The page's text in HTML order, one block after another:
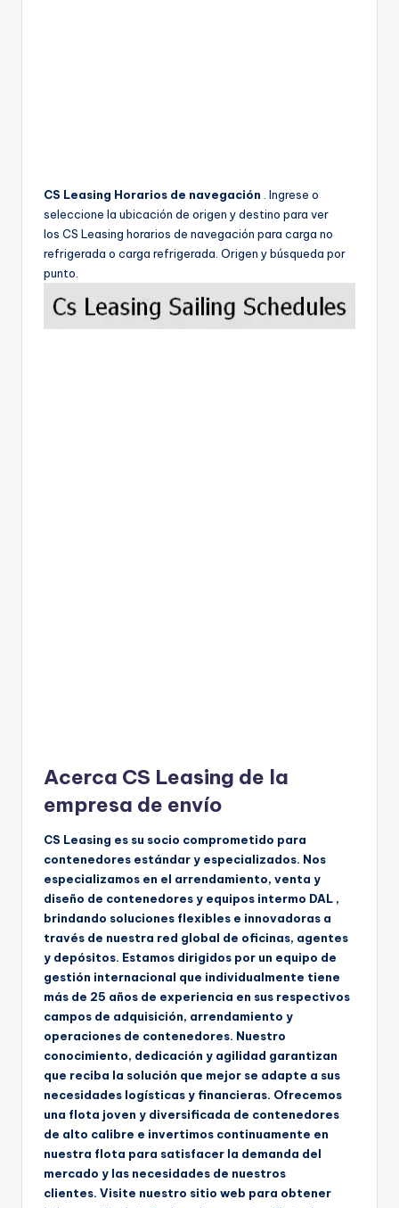
CS Leasing Horarios de navegación . Ingrese o
seleccione la ubicación de origen y destino para ver
los CS Leasing horarios de navegación para carga no
refrigerada o carga refrigerada. Origen y búsqueda por
punto.
Acerca CS Leasing de la
empresa de envío
CS Leasing es su socio comprometido para
contenedores estándar y especializados. Nos
especializamos en el arrendamiento, venta y
diseño de contenedores y equipos intermo DAL ,
brindando soluciones flexibles e innovadoras a
través de nuestra red global de oficinas, agentes
y depósitos. Estamos dirigidos por un equipo de
gestión internacional que individualmente tiene
más de 25 años de experiencia en sus respectivos
campos de adquisición, arrendamiento y
operaciones de contenedores. Nuestro
conocimiento, dedicación y agilidad garantizan
que reciba la solución que mejor se adapte a sus
necesidades logísticas y financieras. Ofrecemos
una flota joven y diversificada de contenedores
de alto calibre e invertimos continuamente en
nuestra flota para satisfacer la demanda del
mercado y las necesidades de nuestros
clientes. Visite nuestro sitio web para obtener